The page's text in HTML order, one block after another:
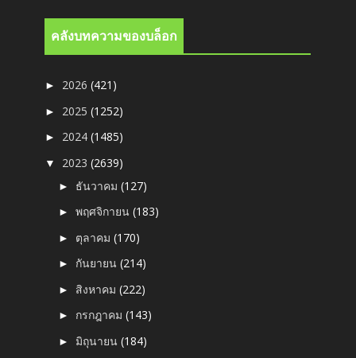
คลังบทความของบล็อก
► 2026(421)
► 2025(1252)
► 2024(1485)
▼ 2023(2639)
► ธันวาคม(127)
►พฤศจิกายน(183)
► ตุลาคม(170)
► กันยายน(214)
► สิงหาคม(222)
► กรกฎาคม(143)
► มิถุนายน(184)